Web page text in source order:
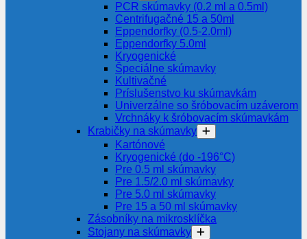
PCR skúmavky (0.2 ml a 0.5ml)
Centrifugačné 15 a 50ml
Eppendorfky (0.5-2.0ml)
Eppendorfky 5.0ml
Kryogenické
Špeciálne skúmavky
Kultivačné
Príslušenstvo ku skúmavkám
Univerzálne so šróbovacím uzáverom
Vrchnáky k šróbovacím skúmavkám
Krabičky na skúmavky
Kartónové
Kryogenické (do -196°C)
Pre 0.5 ml skúmavky
Pre 1.5/2.0 ml skúmavky
Pre 5.0 ml skúmavky
Pre 15 a 50 ml skúmavky
Zásobníky na mikrosklíčka
Stojany na skúmavky